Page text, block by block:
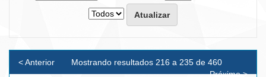
Mostrando resultados 216 a 235 de 460
< Anterior
Próximo >